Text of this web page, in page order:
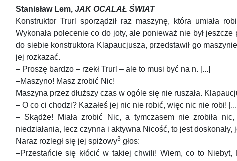
Stanisław Lem, JAK OCALAŁ ŚWIAT
Konstruktor Trurl sporządził raz maszynę, która umiała
Wykonała polecenie co do joty, ale ponieważ nie był
do siebie konstruktora Klapaucjusza, przedstawił go
jej rozkazać.
– Proszę bardzo – rzekł Trurl – ale to musi być na n. [...]
–Maszyno! Masz zrobić Nic!
Maszyna przez dłuższy czas w ogóle się nie ruszała.
– O co ci chodzi? Kazałeś jej nic nie robić, więc nic nie robi! [...]
– Skądże! Miała zrobić Nic, a tymczasem nie zrobiła
niedziałania, lecz czynna i aktywna Nicość, to jest
Naraz rozległ się jej spiżowy3 głos:
–Przestańcie się kłócić w takiej chwili! Wiem, co to